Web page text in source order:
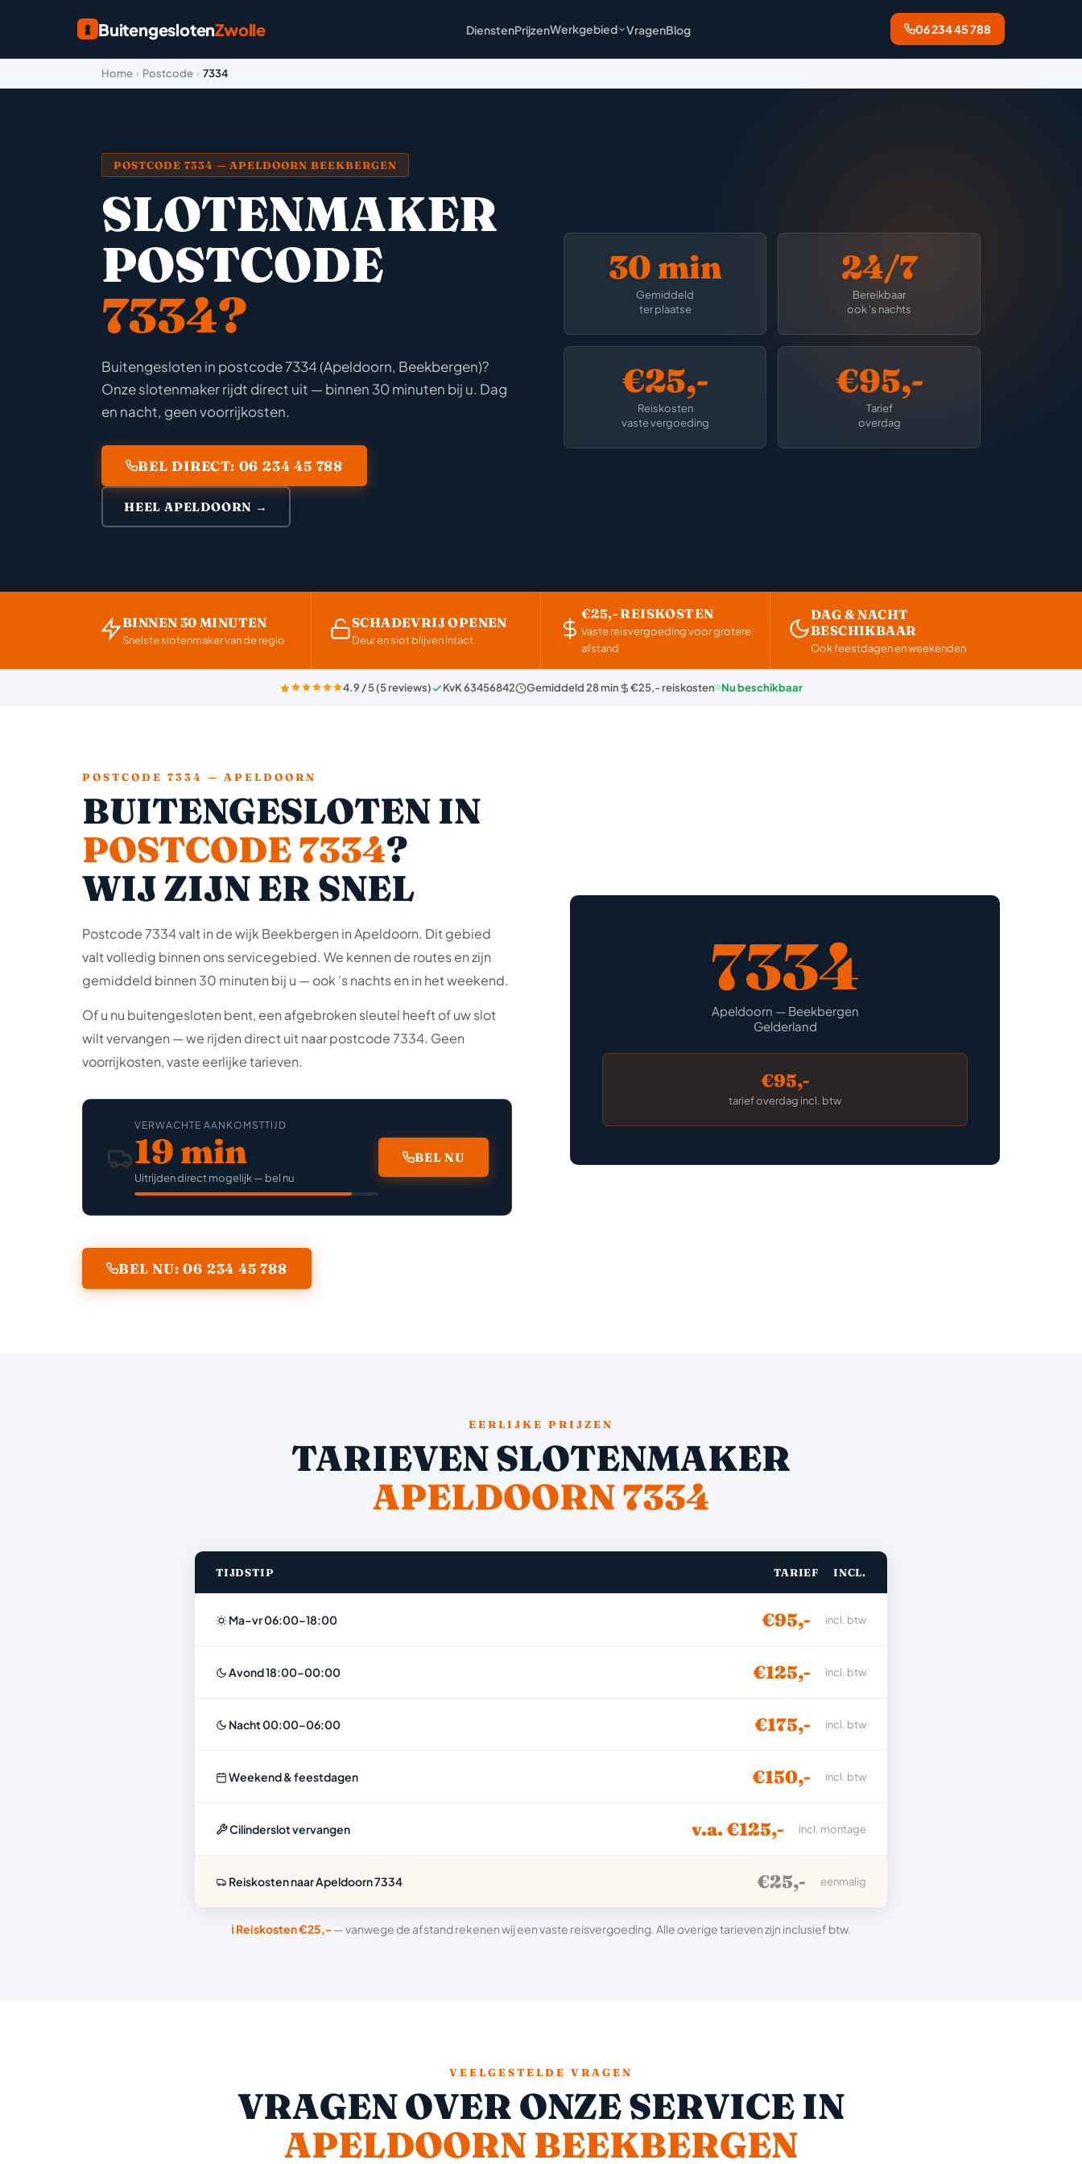
BuitengeslotenZwolle DienstenPrijzenWerkgebied VragenBlog 06 234 45 788
Home › Postcode › 7334
POSTCODE 7334 — APELDOORN BEEKBERGEN
SLOTENMAKER
POSTCODE
7334?
Buitengesloten in postcode 7334 (Apeldoorn, Beekbergen)?
Onze slotenmaker rijdt direct uit — binnen 30 minuten bij u. Dag
en nacht, geen voorrijkosten.
BEL DIRECT: 06 234 45 788
HEEL APELDOORN →
30 min
Gemiddeld
ter plaatse
24/7
Bereikbaar
ook 's nachts
€25,-
Reiskosten
vaste vergoeding
€95,-
Tarief
overdag
BINNEN 30 MINUTEN
Snelste slotenmaker van de regio
SCHADEVRIJ OPENEN
Deur en slot blijven intact
€25,- REISKOSTEN
Vaste reisvergoeding voor grotere
afstand
DAG & NACHT
BESCHIKBAAR
Ook feestdagen en weekenden
4.9 / 5 (5 reviews) KvK 63456842 Gemiddeld 28 min €25,- reiskosten Nu beschikbaar
POSTCODE 7334 — APELDOORN
BUITENGESLOTEN IN
POSTCODE 7334?
WIJ ZIJN ER SNEL
Postcode 7334 valt in de wijk Beekbergen in Apeldoorn. Dit gebied
valt volledig binnen ons servicegebied. We kennen de routes en zijn
gemiddeld binnen 30 minuten bij u — ook 's nachts en in het weekend.
Of u nu buitengesloten bent, een afgebroken sleutel heeft of uw slot
wilt vervangen — we rijden direct uit naar postcode 7334. Geen
voorrijkosten, vaste eerlijke tarieven.
VERWACHTE AANKOMSTTIJD
19 min
Uitrijden direct mogelijk — bel nu
BEL NU
BEL NU: 06 234 45 788
7334
Apeldoorn — Beekbergen
Gelderland
€95,-
tarief overdag incl. btw
EERLIJKE PRIJZEN
TARIEVEN SLOTENMAKER
APELDOORN 7334
TIJDSTIP TARIEF INCL.
Ma–vr 06:00–18:00 €95,- incl. btw
Avond 18:00–00:00 €125,- incl. btw
Nacht 00:00–06:00 €175,- incl. btw
Weekend & feestdagen €150,- incl. btw
Cilinderslot vervangen v.a. €125,- incl. montage
Reiskosten naar Apeldoorn 7334 €25,- eenmalig
ℹ️ Reiskosten €25,-— vanwege de afstand rekenen wij een vaste reisvergoeding. Alle overige tarieven zijn inclusief btw.
VEELGESTELDE VRAGEN
VRAGEN OVER ONZE SERVICE IN
APELDOORN BEEKBERGEN